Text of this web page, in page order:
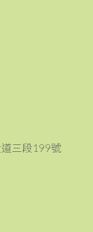
三段199號